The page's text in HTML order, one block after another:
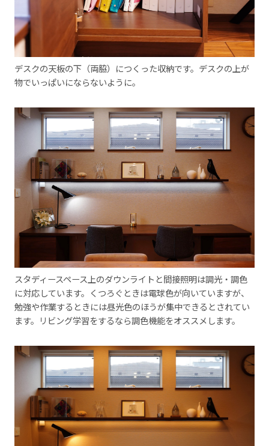
デスクの天板の下（両脇）につくった収納です。デスクの上が
物でいっぱいにならないように。
スタディースペース上のダウンライトと間接照明は調光・調色
に対応しています。くつろぐときは電球色が向いていますが、
勉強や作業するときには昼光色のほうが集中できるとされてい
ます。リビング学習をするなら調色機能をオススメします。